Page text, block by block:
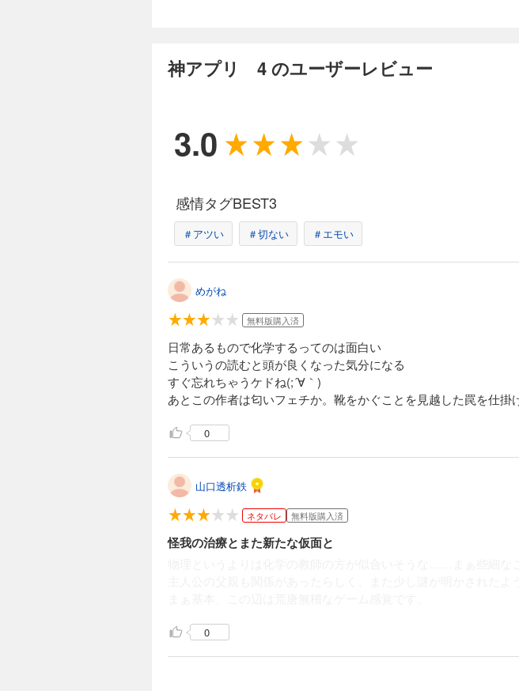
危機が去ったように思えた矢先、なんとミイラマスクがチ
完結
チームM襲撃を開始した仮面組合の幹部たち。最初に動き
異の身体能力を駆使して襲いかかるミイラマスクに対し、
704円 (税込)
に、御子柴は追い詰められていき…!?
完結
神アプリ 4 のユーザーレビュー
3.0
感情タグBEST3
＃アツい ＃切ない ＃エモい
めがね
無料版購入済
日常あるもので化学するってのは面白い
こういうの読むと頭が良くなった気分になる
すぐ忘れちゃうケドね(;´∀｀)
あとこの作者は匂いフェチか。靴をかぐことを見越した罠を仕掛
0
山口透析鉄
ネタバレ 無料版購入済
怪我の治療とまた新たな仮面と
0